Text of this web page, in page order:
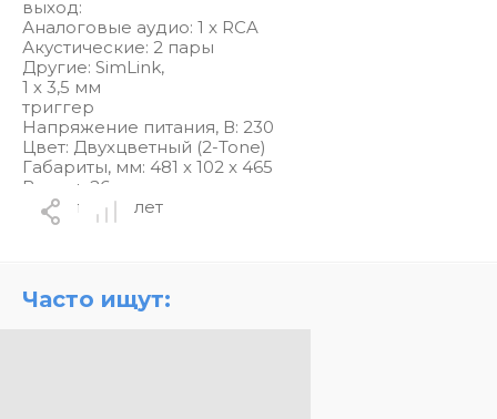
выход:
Аналоговые аудио: 1 x RCA
Акустические: 2 пары
Другие: SimLink,
1 х 3,5 мм
триггер
Напряжение питания, В: 230
Цвет: Двухцветный (2-Tone)
Габариты, мм: 481 x 102 x 465
Вес, кг: 26
Гарантия: 10 лет
Часто ищут: